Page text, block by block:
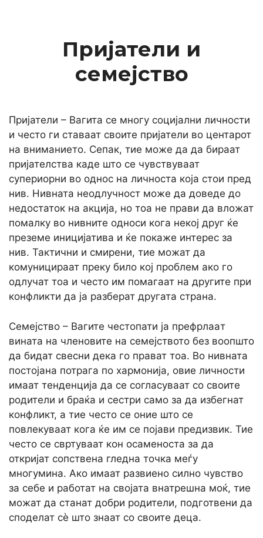
Пријатели и
семејство
Пријатели – Вагита се многу социјални личности
и често ги ставаат своите пријатели во центарот
на вниманието. Сепак, тие може да да бираат
пријателства каде што се чувствуваат
супериорни во однос на личноста која стои пред
нив. Нивната неодлучност може да доведе до
недостаток на акција, но тоа не прави да вложат
помалку во нивните односи кога некој друг ќе
преземе иницијатива и ќе покаже интерес за
нив. Тактични и смирени, тие можат да
комуницираат преку било кој проблем ако го
одлучат тоа и често им помагаат на другите при
конфликти да ја разберат другата страна.
Семејство – Вагите честопати ја префрлаaт
вината на членовите на семејството без воопшто
да бидат свесни дека го прават тоа. Во нивната
постојана потрага по хармонија, овие личности
имаат тенденција да се согласуваат со своите
родители и браќа и сестри само за да избегнат
конфликт, а тие често се оние што се
повлекуваат кога ќе им се појави предизвик. Тие
често се свртуваат кон осаменоста за да
откријат сопствена гледна точка меѓу
многумина. Ако имаат развиено силно чувство
за себе и работат на својата внатрешна моќ, тие
можат да станат добри родители, подготвени да
споделат сè што знаат со своите деца.